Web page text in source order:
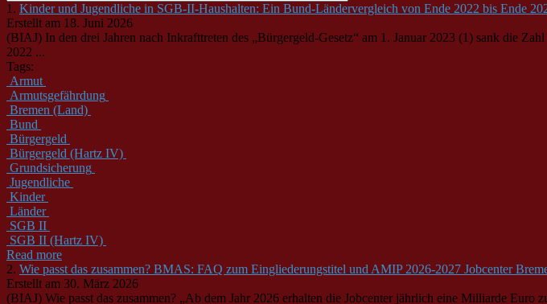
1. Kinder und Jugendliche in SGB-II-Haushalten: Ein Bund-Ländervergleich von Ende 2022 bis Ende
Erstellt am 18. Juni 2026
(BIAJ) In den drei Jahren nach Inkrafttreten des „Bürgergeld-Gesetz“ am 1. Januar 2023 (1) sank die
2022 ...
Tags:
Armut
Armutsgefährdung
Bremen (Land)
Bund
Bürgergeld
Bürgergeld (Hartz IV)
Grundsicherung
Jugendliche
Kinder
Länder
SGB II
SGB II (Hartz IV)
Read more
2. Wie passt das zusammen? BMAS: FAQ zum Eingliederungstitel und AMIP 2026-2027 Jobcenter
Erstellt am 30. März 2026
(BIAJ) Wie passt das zusammen? „Ab dem Jahr 2026 erhalten die Jobcenter jährlich eine Milliarde